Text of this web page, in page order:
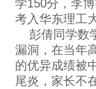
学150分，李
考入华东理工
彭倩同学数
漏洞，在当年
的优异成绩被
尾炎，家长不